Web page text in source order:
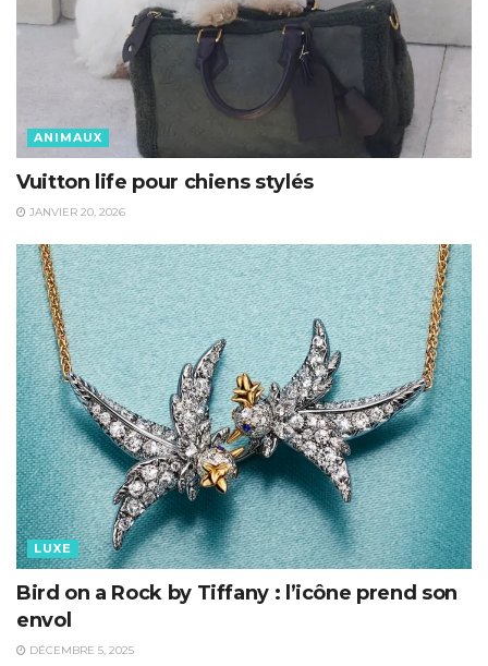
ANIMAUX
Vuitton life pour chiens stylés
JANVIER 20, 2026
LUXE
Bird on a Rock by Tiffany : l’icône prend son
envol
DÉCEMBRE 5, 2025